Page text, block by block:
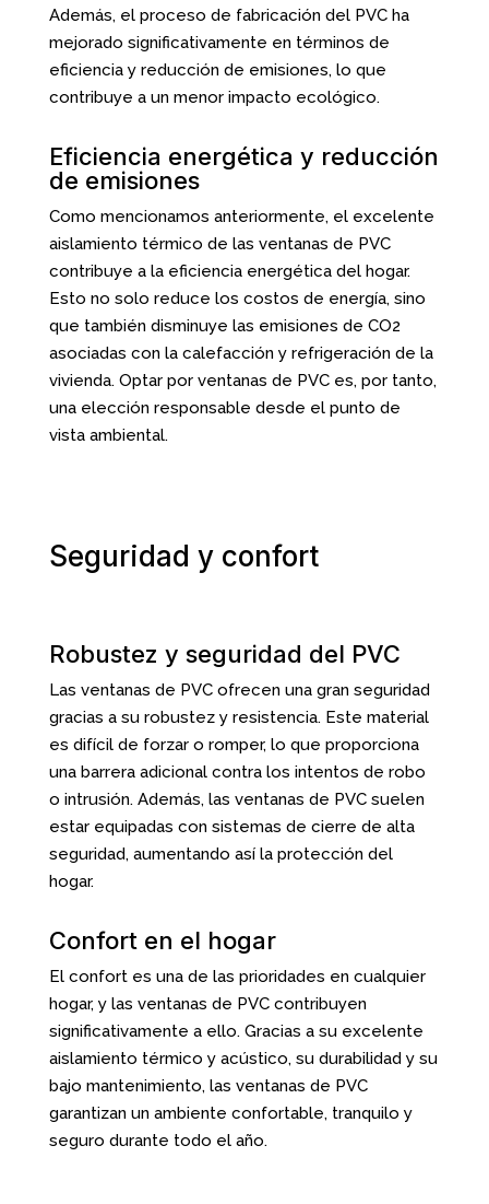
Además, el proceso de fabricación del PVC ha
mejorado significativamente en términos de
eficiencia y reducción de emisiones, lo que
contribuye a un menor impacto ecológico.
Eficiencia energética y reducción
de emisiones
Como mencionamos anteriormente, el excelente
aislamiento térmico de las ventanas de PVC
contribuye a la eficiencia energética del hogar.
Esto no solo reduce los costos de energía, sino
que también disminuye las emisiones de CO2
asociadas con la calefacción y refrigeración de la
vivienda. Optar por ventanas de PVC es, por tanto,
una elección responsable desde el punto de
vista ambiental.
Seguridad y confort
Robustez y seguridad del PVC
Las ventanas de PVC ofrecen una gran seguridad
gracias a su robustez y resistencia. Este material
es difícil de forzar o romper, lo que proporciona
una barrera adicional contra los intentos de robo
o intrusión. Además, las ventanas de PVC suelen
estar equipadas con sistemas de cierre de alta
seguridad, aumentando así la protección del
hogar.
Confort en el hogar
El confort es una de las prioridades en cualquier
hogar, y las ventanas de PVC contribuyen
significativamente a ello. Gracias a su excelente
aislamiento térmico y acústico, su durabilidad y su
bajo mantenimiento, las ventanas de PVC
garantizan un ambiente confortable, tranquilo y
seguro durante todo el año.